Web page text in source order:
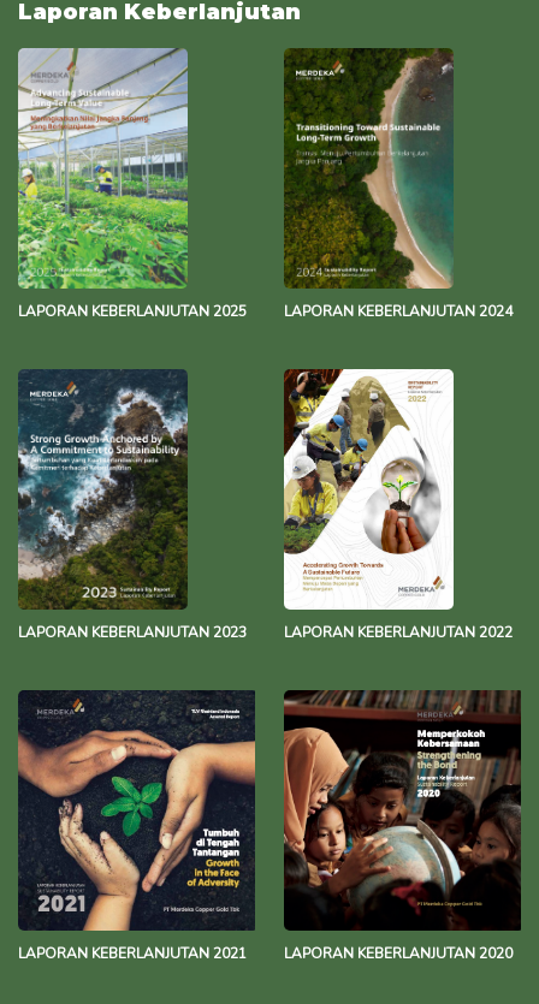
Laporan Keberlanjutan
LAPORAN KEBERLANJUTAN 2025 LAPORAN KEBERLANJUTAN 2024
LAPORAN KEBERLANJUTAN 2023 LAPORAN KEBERLANJUTAN 2022
LAPORAN KEBERLANJUTAN 2021 LAPORAN KEBERLANJUTAN 2020